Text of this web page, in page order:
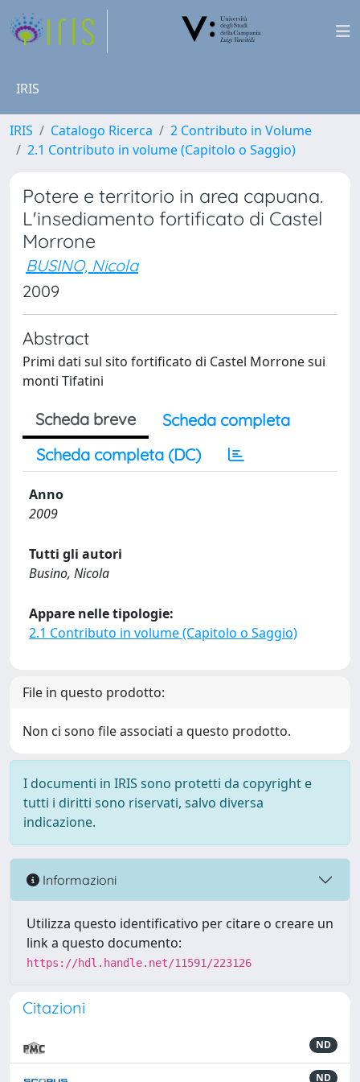
IRIS
IRIS Catalogo Ricerca
2 Contributo in Volume
2.1 Contributo in volume (Capitolo o Saggio)
Potere e territorio in area capuana.
L'insediamento fortificato di Castel
Morrone
BUSINO, Nicola
2009
Abstract
Primi dati sul sito fortificato di Castel Morrone sui
monti Tifatini
Scheda breve
Scheda completa
Scheda completa (DC)
Anno
2009
Tutti gli autori
Busino, Nicola
Appare nelle tipologie:
2.1 Contributo in volume (Capitolo o Saggio)
File in questo prodotto:
Non ci sono file associati a questo prodotto.
I documenti in IRIS sono protetti da copyright e
tutti i diritti sono riservati, salvo diversa
indicazione.
Informazioni
Utilizza questo identificativo per citare o creare un
link a questo documento:
https://hdl.handle.net/11591/223126
Citazioni
ND
ND